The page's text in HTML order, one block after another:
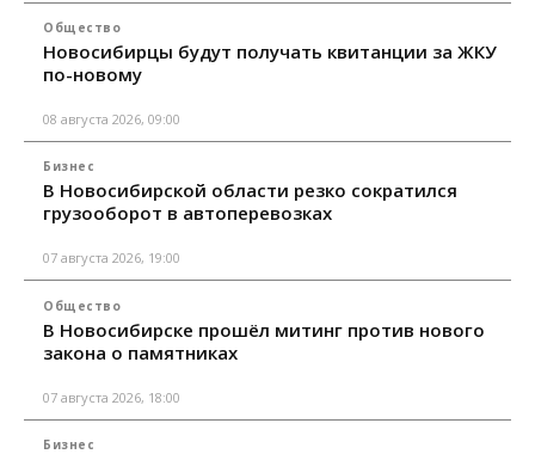
Общество
Новосибирцы будут получать квитанции за ЖКУ
по-новому
08 августа 2026, 09:00
Бизнес
В Новосибирской области резко сократился
грузооборот в автоперевозках
07 августа 2026, 19:00
Общество
В Новосибирске прошёл митинг против нового
закона о памятниках
07 августа 2026, 18:00
Бизнес